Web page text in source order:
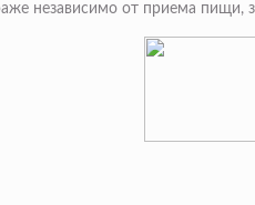
независимо от приема